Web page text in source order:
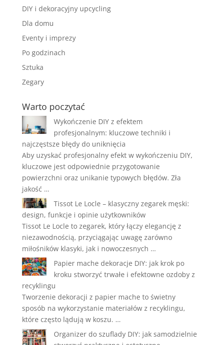
DIY i dekoracyjny upcycling
Dla domu
Eventy i imprezy
Po godzinach
Sztuka
Zegary
Warto poczytać
Wykończenie DIY z efektem
profesjonalnym: kluczowe techniki i
najczęstsze błędy do uniknięcia
Aby uzyskać profesjonalny efekt w wykończeniu DIY,
kluczowe jest odpowiednie przygotowanie
powierzchni oraz unikanie typowych błędów. Zła
jakość …
Tissot Le Locle – klasyczny zegarek męski:
design, funkcje i opinie użytkowników
Tissot Le Locle to zegarek, który łączy elegancję z
niezawodnością, przyciągając uwagę zarówno
miłośników klasyki, jak i nowoczesnych …
Papier mache dekoracje DIY: jak krok po
kroku stworzyć trwałe i efektowne ozdoby z
recyklingu
Tworzenie dekoracji z papier mache to świetny
sposób na wykorzystanie materiałów z recyklingu,
które często lądują w koszu. …
Organizer do szuflady DIY: jak samodzielnie